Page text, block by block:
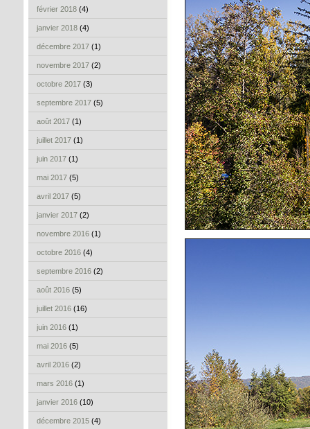
février 2018 (4)
janvier 2018 (4)
décembre 2017 (1)
novembre 2017 (2)
octobre 2017 (3)
septembre 2017 (5)
août 2017 (1)
juillet 2017 (1)
juin 2017 (1)
mai 2017 (5)
avril 2017 (5)
janvier 2017 (2)
novembre 2016 (1)
octobre 2016 (4)
septembre 2016 (2)
août 2016 (5)
juillet 2016 (16)
juin 2016 (1)
mai 2016 (5)
avril 2016 (2)
mars 2016 (1)
janvier 2016 (10)
décembre 2015 (4)